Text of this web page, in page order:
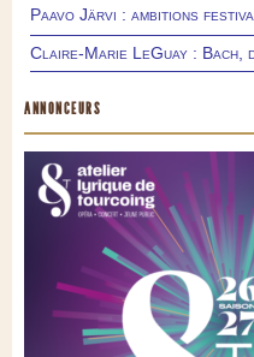
Paavo Järvi : ambitions
Claire-Marie LeGuay : Bach,
ANNONCEURS